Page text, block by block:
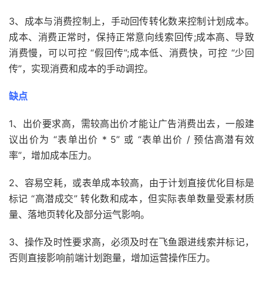
3、成本与消费控制上，手动回传转化数来控制计划成本。
成本、消费正常时，保持正常意向线索回传;成本高、导致
消费慢，可以可控 “假回传”;成本低、消费快，可控 “少回
传”，实现消费和成本的手动调控。
缺点
1、出价要求高，需较高出价才能让广告消费出去，一般建
议出价为 “表单出价 * 5” 或 “表单出价 / 预估高潜有效
率”，增加成本压力。
2、容易空耗，或表单成本较高，由于计划直接优化目标是
标记 “高潜成交” 转化数和成本，但实际表单数量受素材质
量、落地页转化及部分运气影响。
3、操作及时性要求高，必须及时在飞鱼跟进线索并标记，
否则直接影响前端计划跑量，增加运营操作压力。